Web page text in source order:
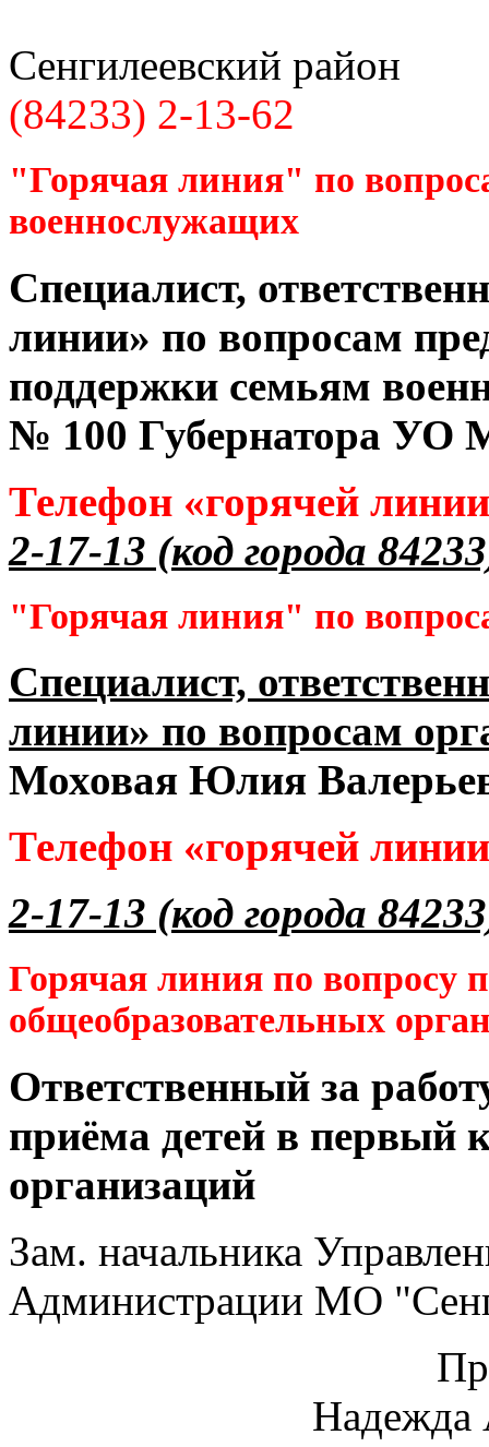
Сенгилеевский район
(84233) 2-13-62
"Горячая линия" по
военнослужащих
Специалист,
линии» по вопросам
поддержки семьям
№ 100 Губернатора УО
Телефон «горячей
2-17-13 (код города
"Горячая линия" по
Специалист,
линии» по вопросам
Моховая Юлия
Телефон «горячей
2-17-13 (код города
Горячая линия по вопросу
общеобразовательных
Ответственный за
приёма детей в первый
организаций
Зам. начальника
Администрации МО
Надежда